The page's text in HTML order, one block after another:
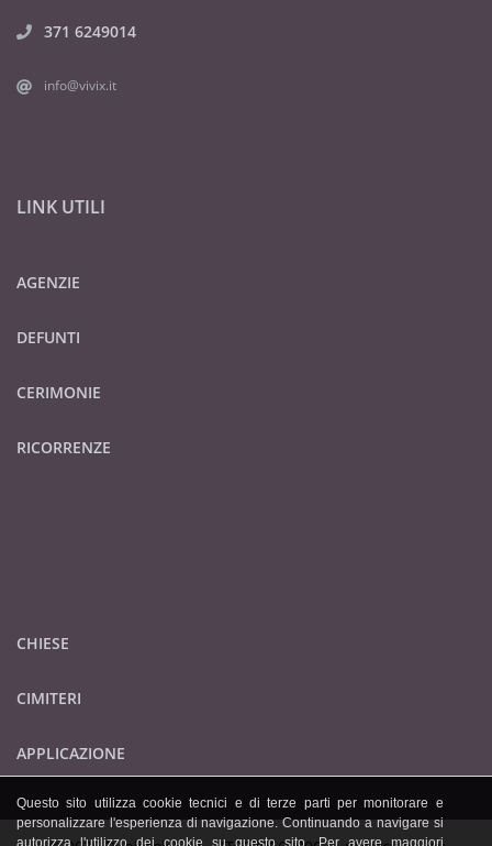
371 6249014
info@vivix.it
LINK UTILI
AGENZIE
DEFUNTI
CERIMONIE
RICORRENZE
CHIESE
CIMITERI
APPLICAZIONE
Questo sito utilizza cookie tecnici e di terze parti per monitorare e
personalizzare l'esperienza di navigazione. Continuando a navigare si
autorizza l'utilizzo dei cookie su questo sito. Per avere maggiori